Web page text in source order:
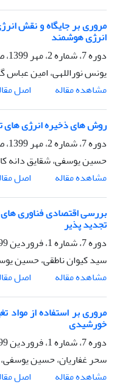
مروری بر جایگاه و نقش
انرژی هوشمند
دوره 7، شماره 2، مهر 1399، صفحه
یونس نوراللهی، امین
مشاهده مقاله
اصل
روش های ذخیره انرژی های
دوره 7، شماره 2، مهر 1399، صفحه
حسین یوسفی، شقایق دانه
مشاهده مقاله
اصل
بررسی اقتصادی فناوری
تجدید پذیر
دوره 7، شماره 1، فروردین 1399، صفحه
سید کیوان ناطقی، حسین
مشاهده مقاله
اصل
مروری بر استفاده از
خورشیدی
دوره 7، شماره 1، فروردین 1399، صفحه
سحر غفاریان، حسین
مشاهده مقاله
اصل